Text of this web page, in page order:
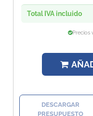
Total IVA incluido
Precios
DESCARGAR
PRESUPUESTO